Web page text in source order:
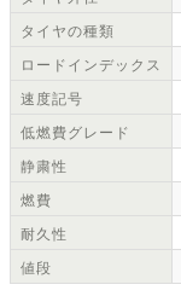
タイヤの種類
ロードインデックス
速度記号
低燃費グレード
静粛性
燃費
耐久性
値段